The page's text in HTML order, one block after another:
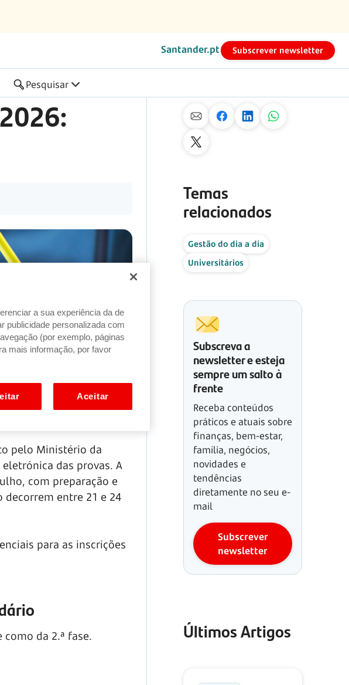
Santander.pt Subscrever newsletter
Pesquisar
pelo Ministério da
das provas. A
com preparação e
decorrem entre 21 e 24
para as inscrições
da 2.ª fase.
Temas
relacionados
Gestão do dia a dia
Universitários
Subscreva a
newsletter e esteja
sempre um salto à
frente
Receba conteúdos
práticos e atuais sobre
finanças, bem-estar,
família, negócios,
novidades e
tendências
diretamente no seu e-
mail
Subscrever
newsletter
Últimos Artigos
a sua experiência da de
publicidade personalizada com
(por exemplo, páginas
mais informação, por favor
Aceitar